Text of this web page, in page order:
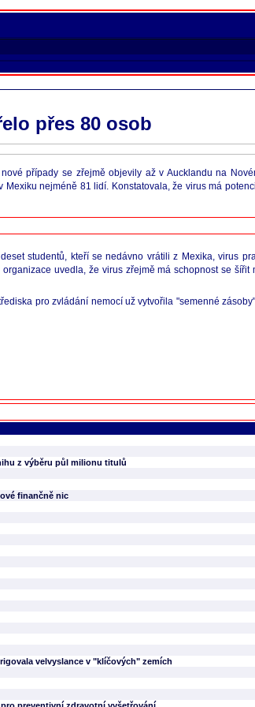
přes 80 osob
případy se zřejmě objevily až v Aucklandu na
nejméně 81 lidí. Konstatovala, že virus má
studentů, kteří se nedávno vrátili z Mexika, virus
uvedla, že virus zřejmě má schopnost se
pro zvládání nemocí už vytvořila "semenné
z výběru půl milionu titulů
finančně nic
velvyslance v "klíčových" zemích